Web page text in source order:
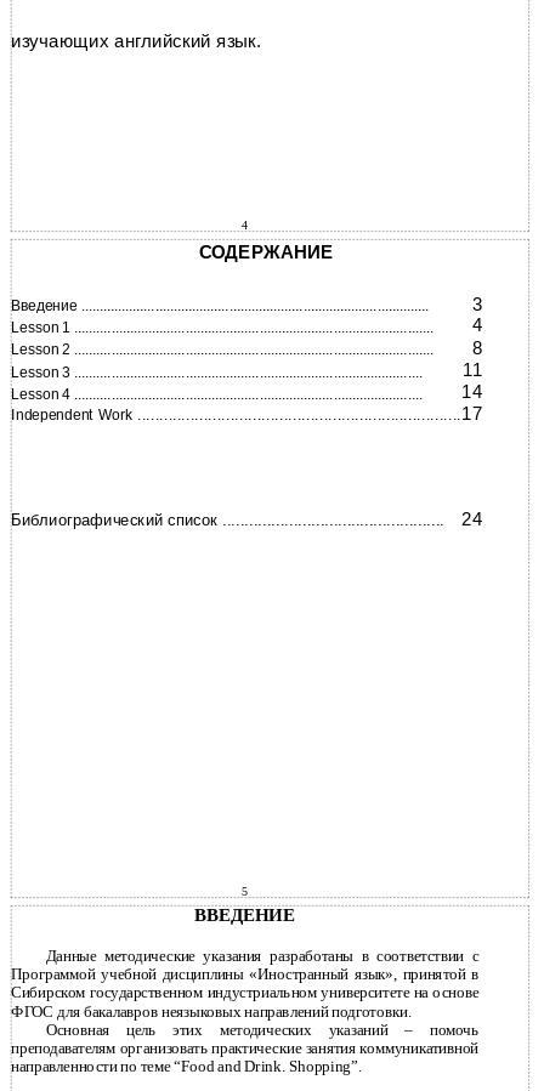
изучающих английский язык.
4
СОДЕРЖАНИЕ
Введение .............................................................................................. 3
Lesson 1 ................................................................................................. 4
Lesson 2 ................................................................................................. 8
Lesson 3 .............................................................................................. 11
Lesson 4 .............................................................................................. 14
Independent Work .........................................................................17
Библиографический список .................................................. 24
5
ВВЕДЕНИЕ
Данные методические указания разработаны в соответствии с
Программой учебной дисциплины «Иностранный язык», принятой в
Сибирском государственном индустриальном университете на основе
ФГОС для бакалавров неязыковых направлений подготовки.
Основная цель этих методических указаний – помочь
преподавателям организовать практические занятия коммуникативной
направленности по теме “Food and Drink. Shopping”.